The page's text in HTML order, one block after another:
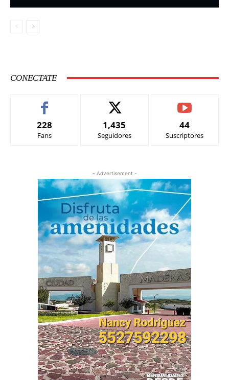
CONECTATE
228
Fans
1,435
Seguidores
44
Suscriptores
- Advertisement -